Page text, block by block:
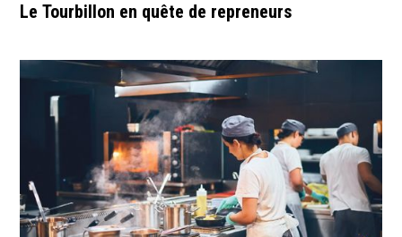
Le Tourbillon en quête de repreneurs